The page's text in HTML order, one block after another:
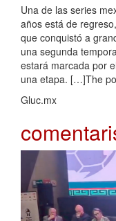
Una de las series
años está de
que conquistó a
una segunda
estará marcada por
una etapa. […]The
Gluc.mx